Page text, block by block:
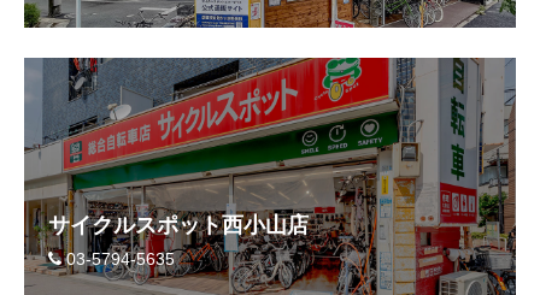
サイクルスポット西小山店
03-5794-5635